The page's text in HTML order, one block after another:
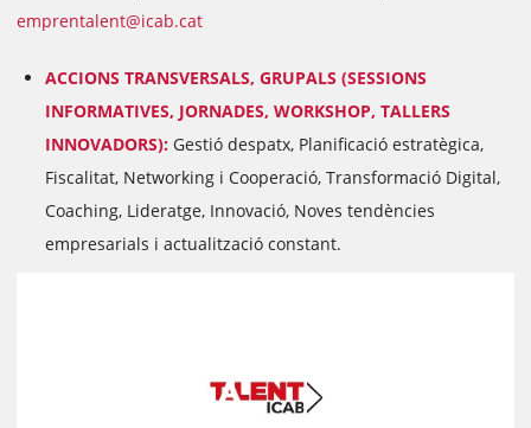
emprentalent@icab.cat
ACCIONS TRANSVERSALS, GRUPALS (SESSIONS
INFORMATIVES, JORNADES, WORKSHOP, TALLERS
INNOVADORS): Gestió despatx, Planificació estratègica,
Fiscalitat, Networking i Cooperació, Transformació Digital,
Coaching, Lideratge, Innovació, Noves tendències
empresarials i actualització constant.